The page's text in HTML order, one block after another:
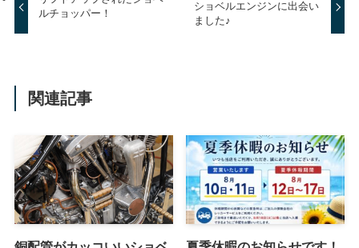
ルチョッパー！
ショベルエンジンに出会い
ました♪
関連記事